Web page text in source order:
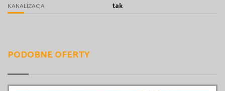
KANALIZACJA tak
PODOBNE OFERTY